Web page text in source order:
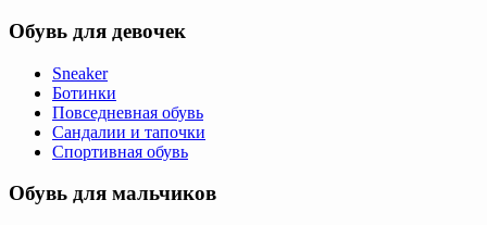
Обувь для девочек
Sneaker
Ботинки
Повседневная обувь
Сандалии и тапочки
Спортивная обувь
Обувь для мальчиков